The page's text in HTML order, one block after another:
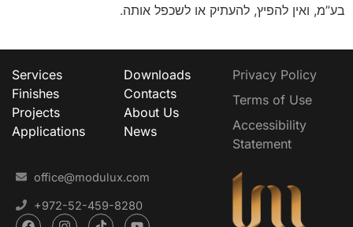
בע”מ, ואין להפיץ, להעתיק או לשכפל אותה.
Services
Finishes
Projects
Applications
Downloads
Contacts
About Us
News
Privacy Policy
Terms of Use
Accessibility
Statement
office@modulux.com
+972-52-459-8280